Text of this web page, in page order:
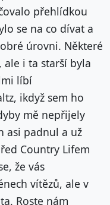
přehlídkou
se na co dívat a
úrovni. Některé
ale i ta starší byla
líbí
ikdyž sem ho
mě nepřijely
asi padnul a už
Country Lifem
že vás
vítězů, ale v
Roste nám